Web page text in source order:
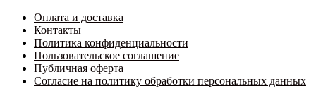
выбрать
на
странице
товара.
81
120 ₽.
560 ₽.
Оплата и доставка
Контакты
Политика конфиденциальности
Пользовательское соглашение
Публичная оферта
Согласие на политику обработки персональных данных